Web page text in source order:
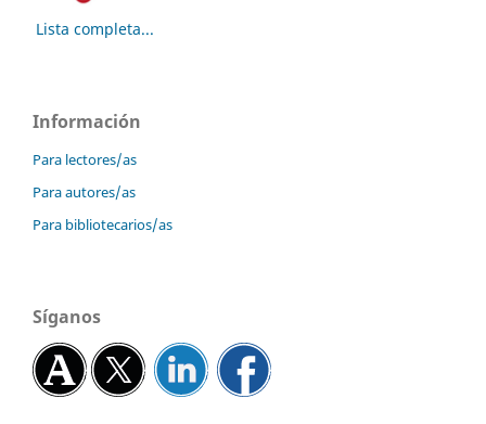
Lista completa...
Información
Para lectores/as
Para autores/as
Para bibliotecarios/as
Síganos